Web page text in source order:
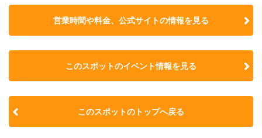
営業時間や料金、公式サイトの情報を見る
このスポットのイベント情報を見る
このスポットのトップへ戻る